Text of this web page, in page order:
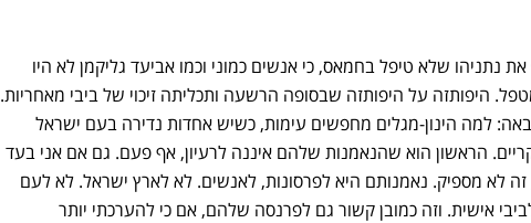
שלא טיפל בחמאס, כי אנשים כמוני וכמו אביעד גליקמן לא היו
היפותזה על היפותזה שבסופה הרשעה ותכליתה זיכוי של ביבי מאחריות.
למה הינון-מגלים מחפשים עימות, כשיש אחדות נדירה בעם ישראל
יש לזה 2 הסברים עיקריים. הראשון הוא שהנאמנות שלהם איננה לרעיון, אף פעם. גם אם אני בעד
לא מספיק. נאמנותם היא לפרסונות, לאנשים. לא לארץ ישראל. לא לעם
אישית. וזה כמובן קשור גם לפרנסה שלהם, אם כי להערכתי יותר